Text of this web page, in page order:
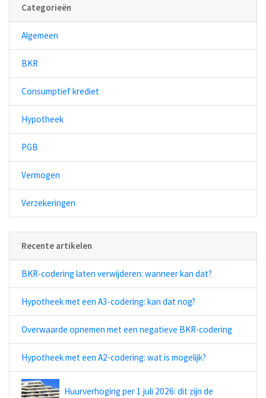
Categorieën
Algemeen
BKR
Consumptief krediet
Hypotheek
PGB
Vermogen
Verzekeringen
Recente artikelen
BKR-codering laten verwijderen: wanneer kan dat?
Hypotheek met een A3-codering: kan dat nog?
Overwaarde opnemen met een negatieve BKR-codering
Hypotheek met een A2-codering: wat is mogelijk?
Huurverhoging per 1 juli 2026: dit zijn de